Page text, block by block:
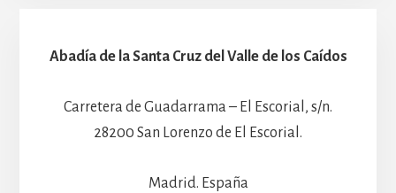
Abadía de la Santa Cruz del Valle de los Caídos
Carretera de Guadarrama – El Escorial, s/n.
28200 San Lorenzo de El Escorial.
Madrid. España